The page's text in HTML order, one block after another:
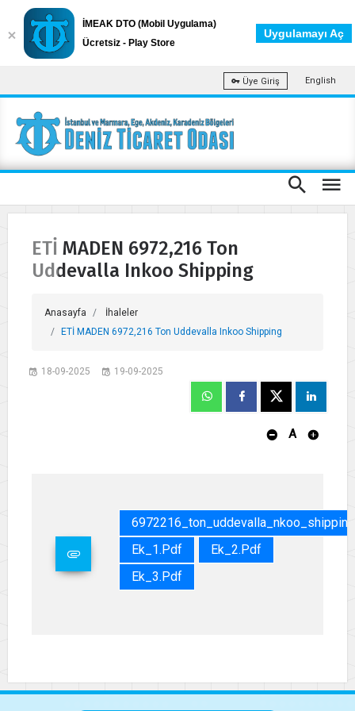
Üye Giriş English
ETİ MADEN 6972,216 Ton
Uddevalla Inkoo Shipping
Anasayfa
İhaleler
ETİ MADEN 6972,216 Ton Uddevalla Inkoo Shipping
18-09-2025 19-09-2025
A
Ek_1.pdf
Ek_2.pdf
Ek_3.pdf
İMEAK DTO (Mobil Uygulama)
Ücretsiz - Play Store
Uygulamayı Aç